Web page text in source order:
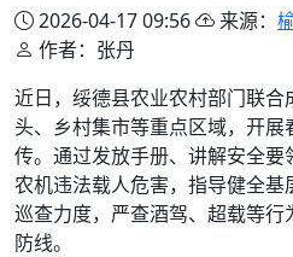
2026-04-17 09:56 来源：
作者：张丹
近日，绥德县农业农村部门联
头、乡村集市等重点区域，开
传。通过发放手册、讲解安全
农机违法载人危害，指导健全
巡查力度，严查酒驾、超载等
防线。